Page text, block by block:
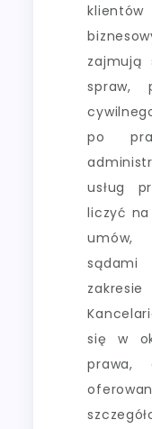
zajmują
spraw,
po
usług
liczyć
umów,
się w